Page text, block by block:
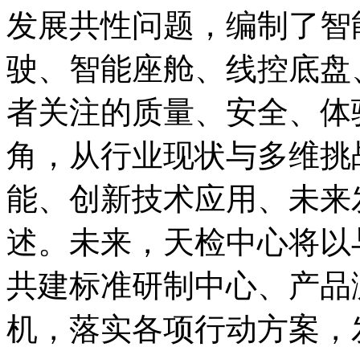
发展共性问题，编制了
驶、智能座舱、线控底
者关注的质量、安全、
角，从行业现状与多维
能、创新技术应用、未
述。未来，天检中心将
共建标准研制中心、产
机，落实各项行动方案